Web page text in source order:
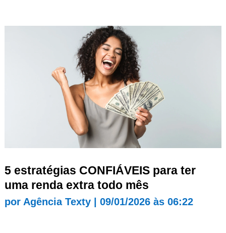
5 estratégias CONFIÁVEIS para ter
uma renda extra todo mês
por Agência Texty| 09/01/2026 às 06:22